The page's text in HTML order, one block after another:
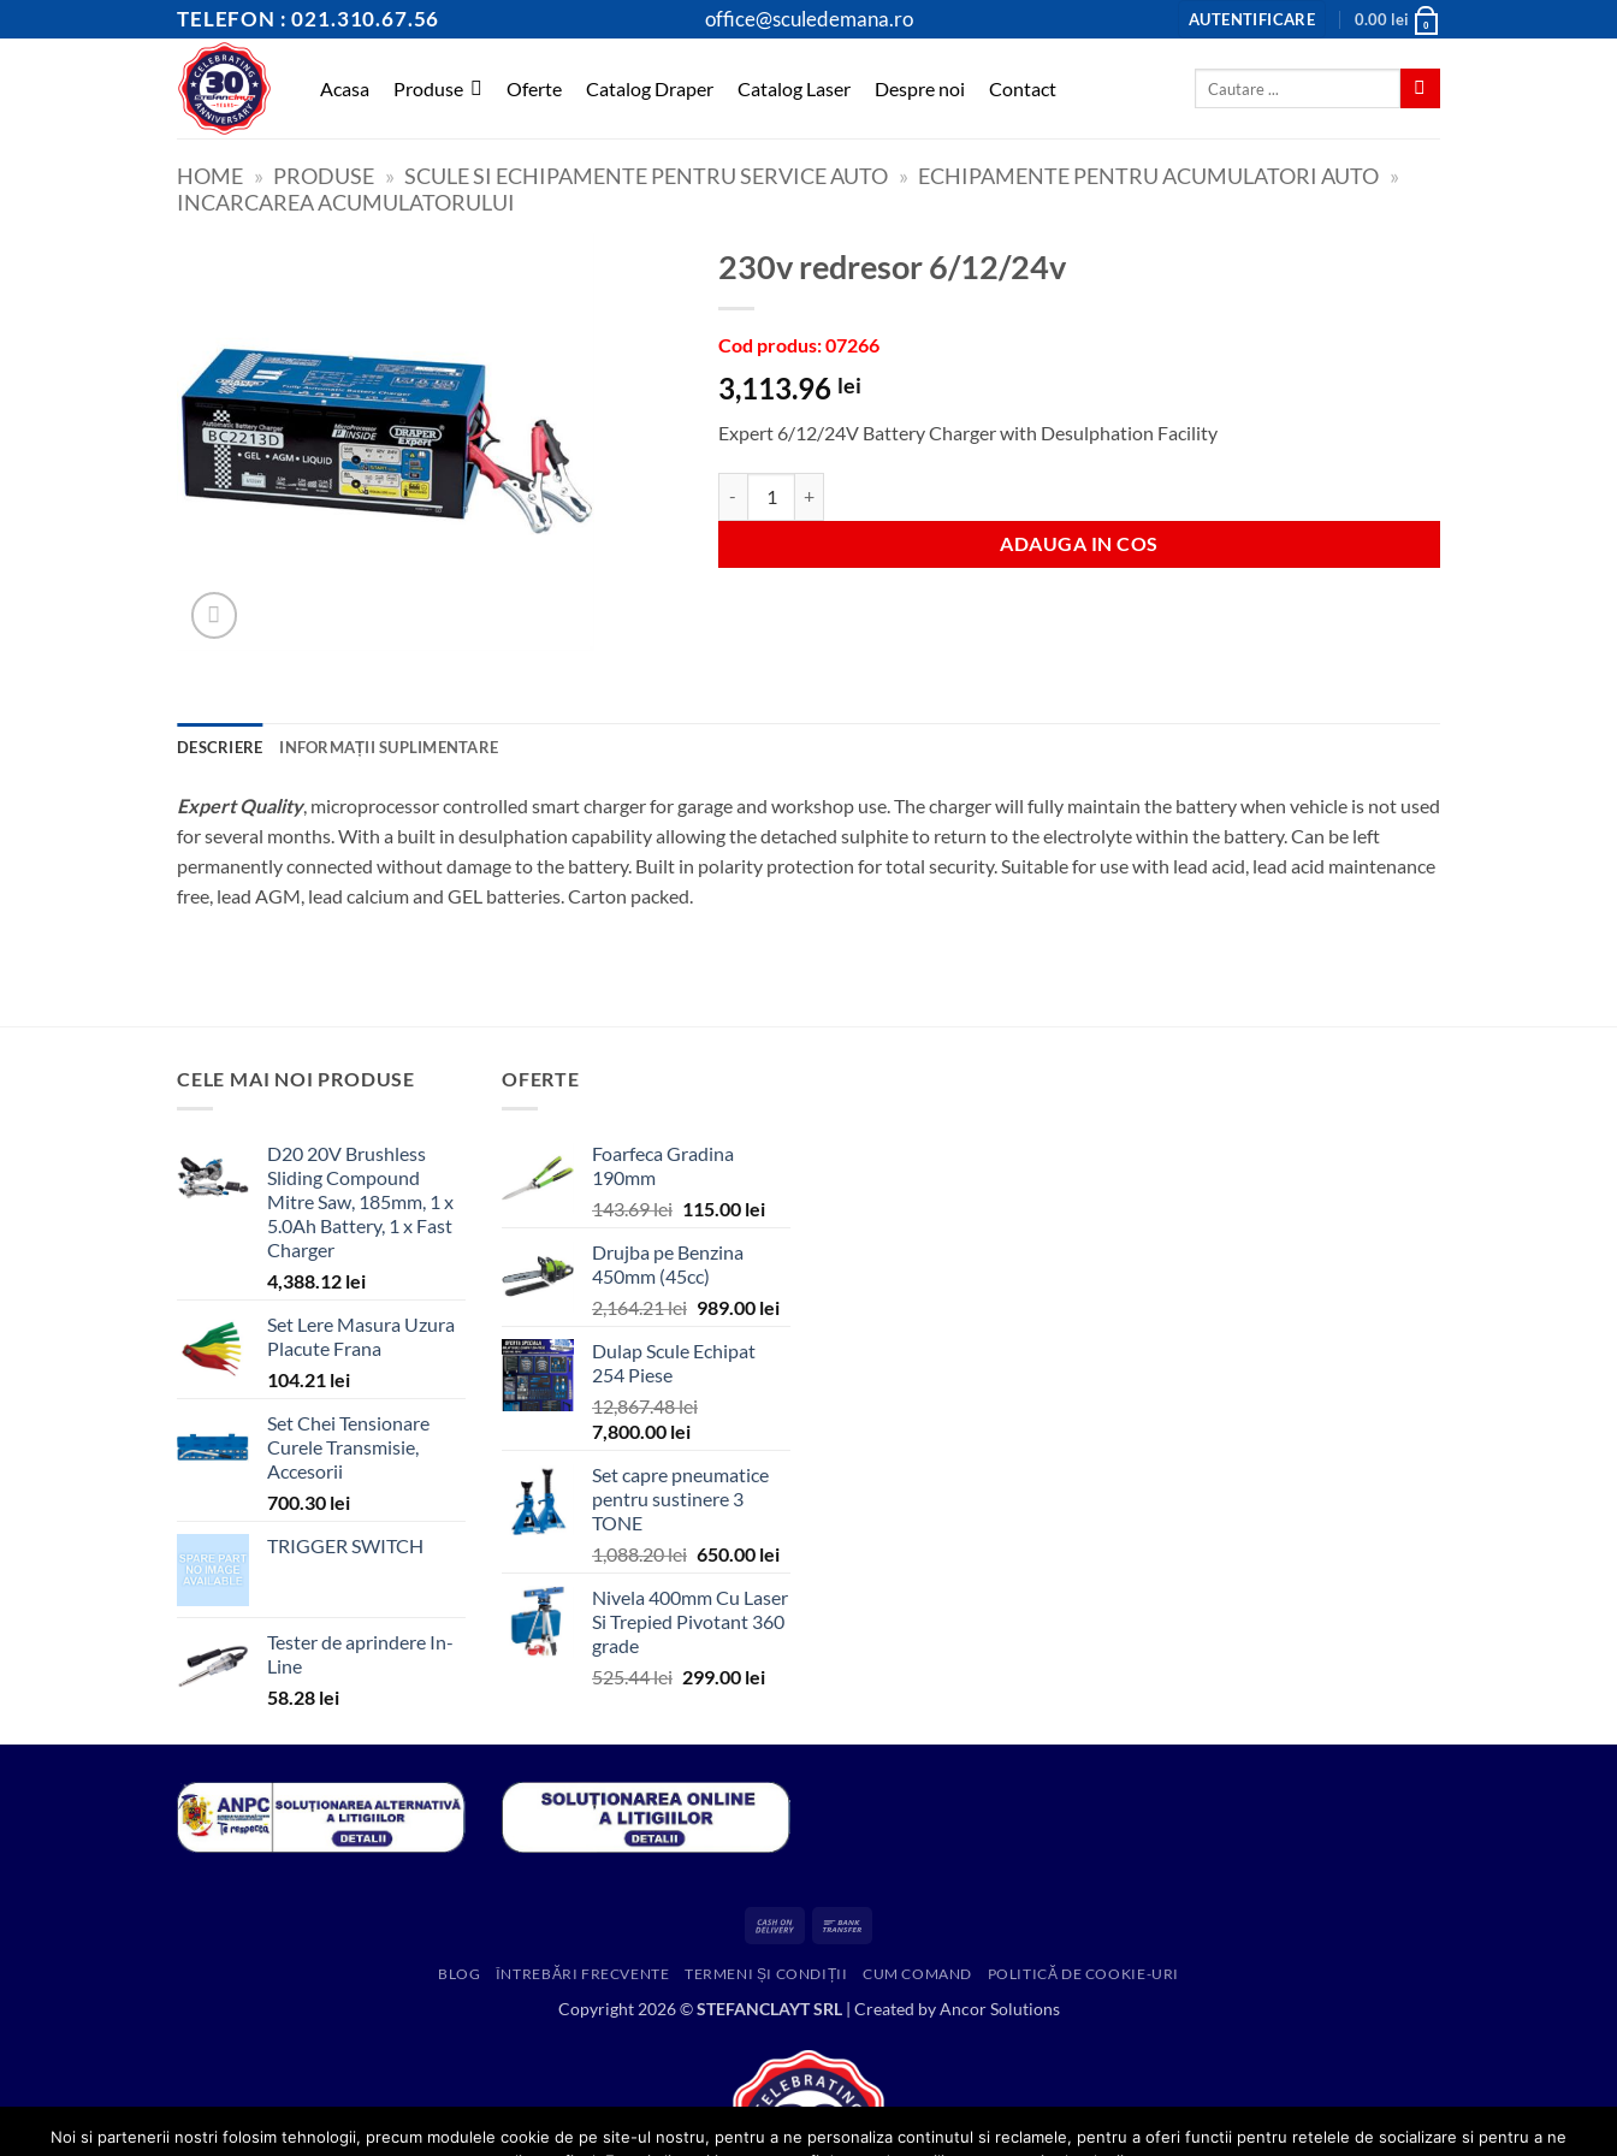
to
TELEFON : 021.310.67.56 office@sculedemana.ro AUTENTIFICARE 0.00 lei 0
Acasa Produse Oferte Catalog Draper Catalog Laser Despre noi Contact
HOME » PRODUSE » SCULE SI ECHIPAMENTE PENTRU SERVICE AUTO » ECHIPAMENTE PENTRU ACUMULATORI AUTO »
INCARCAREA ACUMULATORULUI
230v redresor 6/12/24v
Cod produs: 07266
3,113.96 lei
Expert 6/12/24V Battery Charger with Desulphation Facility
ADAUGA IN COS
DESCRIERE INFORMAȚII SUPLIMENTARE
Expert Quality, microprocessor controlled smart charger for garage and workshop use. The charger will fully maintain the battery when vehicle is not used
for several months. With a built in desulphation capability allowing the detached sulphite to return to the electrolyte within the battery. Can be left
permanently connected without damage to the battery. Built in polarity protection for total security. Suitable for use with lead acid, lead acid maintenance
free, lead AGM, lead calcium and GEL batteries. Carton packed.
CELE MAI NOI PRODUSE
D20 20V Brushless
Sliding Compound
Mitre Saw, 185mm, 1 x
5.0Ah Battery, 1 x Fast
Charger
4,388.12 lei
Set Lere Masura Uzura
Placute Frana
104.21 lei
Set Chei Tensionare
Curele Transmisie,
Accesorii
700.30 lei
TRIGGER SWITCH
Tester de aprindere In-
Line
58.28 lei
OFERTE
Foarfeca Gradina
190mm
143.69lei Prețul
a
fost:
143.69 lei.
115.00 leiPrețul
Drujba pe Benzina
450mm (45cc)
2,164.21lei Prețul
a
2,164.21 lei.
989.00 leiPrețul
Dulap Scule Echipat
254 Piese
12,867.48lei
Prețul
a
fost:
12,867.48 lei.
7,800.00 leiPrețul
este:
7,800.00 lei.
Set capre pneumatice
pentru sustinere 3
TONE
1,088.20lei Prețul
a
fost:
650.00 leiPrețul
este:
650.00 lei.
Nivela 400mm Cu Laser
Si Trepied Pivotant 360
grade
525.44lei Prețul
fost:
299.00 leiPrețul
299.00 lei.
Cash
Delivery
BLOG ÎNTREBĂRI FRECVENTE TERMENI ȘI CONDIȚII CUM COMAND POLITICĂ DE COOKIE-URI
Copyright 2026 ©STEFANCLAYT SRL| Created byAncor Solutions
Noi si partenerii nostri folosim tehnologii, precum modulele cookie de pe site-ul nostru, pentru a ne personaliza continutul si reclamele, pentru a oferi functii pentru retelele de socializare si pentru a ne